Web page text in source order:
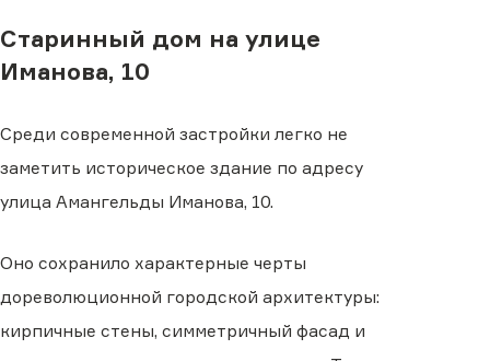
Старинный дом на улице
Иманова, 10
Среди современной застройки легко не
заметить историческое здание по адресу
улица Амангельды Иманова, 10.
Оно сохранило характерные черты
дореволюционной городской архитектуры:
кирпичные стены, симметричный фасад и